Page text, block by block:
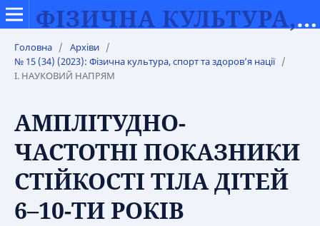
ФІЗИЧНА КУЛЬТУРА, СПОРТ ТА ЗДОРОВ’Я НАЦІЇ
Головна / Архіви /
№ 15 (34) (2023): Фізична культура, спорт та здоров’я нації /
І. НАУКОВИЙ НАПРЯМ
АМПЛІТУДНО-
ЧАСТОТНІ ПОКАЗНИКИ
СТІЙКОСТІ ТІЛА ДІТЕЙ
6–10-ТИ РОКІВ